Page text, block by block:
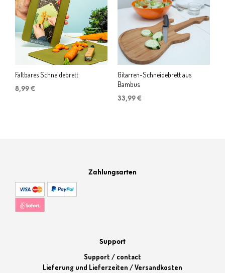
Faltbares Schneidebrett
8,99 €
Gitarren-Schneidebrett aus
Bambus
33,99 €
Zahlungsarten
Support
Support / contact
Lieferung und Lieferzeiten / Versandkosten